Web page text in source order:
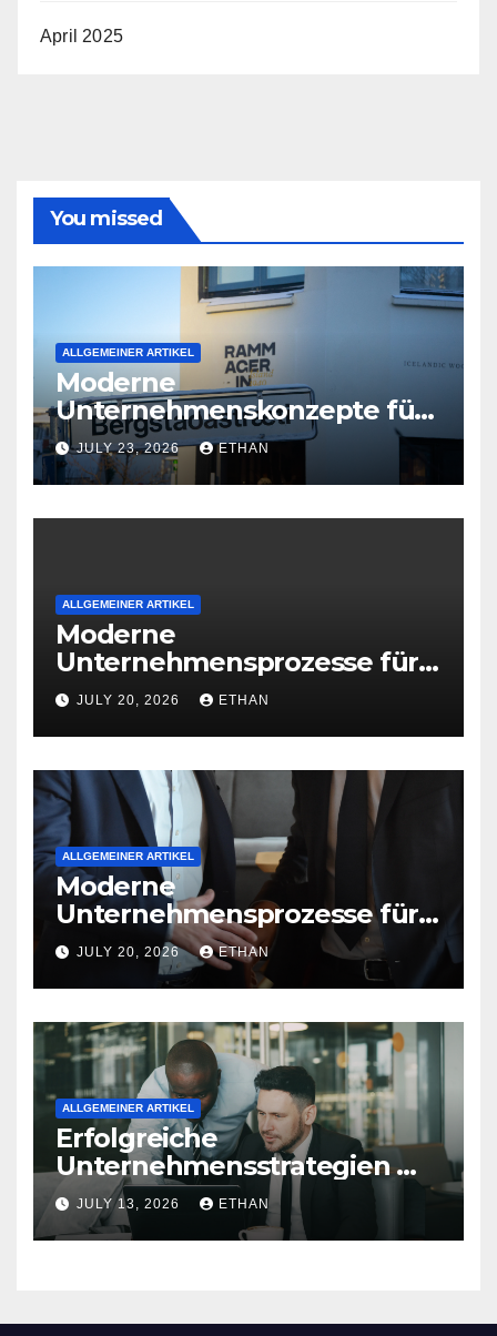
April 2025
You missed
ALLGEMEINER ARTIKEL
Moderne
Unternehmenskonzepte für
wirtschaftliche
Organisationsreife
JULY 23, 2026 ETHAN
ALLGEMEINER ARTIKEL
Moderne
Unternehmensprozesse für
nachhaltige
Betriebsentwicklung
JULY 20, 2026 ETHAN
ALLGEMEINER ARTIKEL
Moderne
Unternehmensprozesse für
nachhaltige
Strukturentwicklung
JULY 20, 2026 ETHAN
ALLGEMEINER ARTIKEL
Erfolgreiche
Unternehmensstrategien mit
nachhaltiger Wirkung
JULY 13, 2026 ETHAN